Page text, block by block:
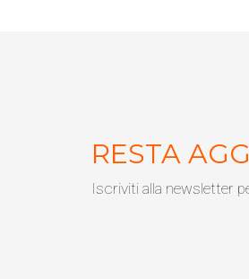
RESTA
Iscriviti alla newsletter